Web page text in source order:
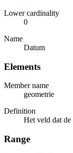
Lower cardinality
0
Name
Datum
Elements
Member name
geometrie
Definition
Het veld dat de
Range